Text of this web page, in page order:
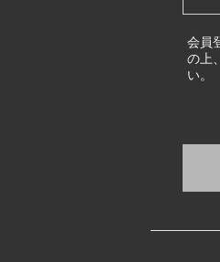
会員
の上
い。